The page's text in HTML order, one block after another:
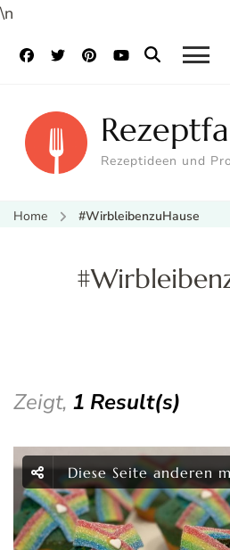
\n
Rezeptideen und
Home #WirbleibenzuHause
Zeigt, 1 Result(s)
Diese Seite anderen